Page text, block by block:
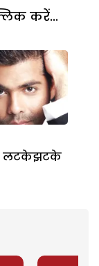
करें...
लटकेझटके